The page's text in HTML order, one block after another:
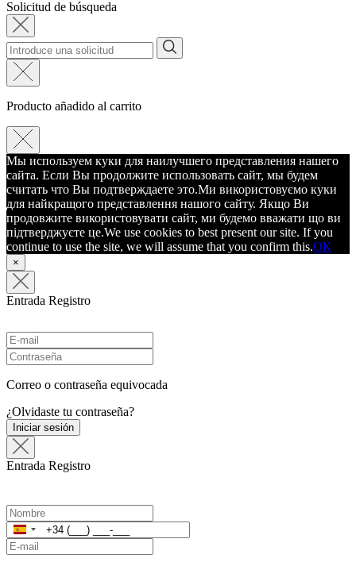
Solicitud de búsqueda
Producto añadido al carrito
Мы используем куки для наилучшего представления нашего
сайта. Если Вы продолжите использовать сайт, мы будем
считать что Вы подтверждаете это.Ми використовуємо куки
для найкращого представлення нашого сайту. Якщо Ви
продовжите використовувати сайт, ми будемо вважати що ви
підтверджуєте це.We use cookies to best present our site. If you
continue to use the site, we will assume that you confirm this.ОК
×
Entrada Registro
Correo o contraseña equivocada
¿Olvidaste tu contraseña?
Iniciar sesión
Entrada Registro
España
+34